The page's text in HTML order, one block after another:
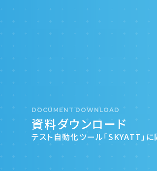
DOCUMENT DOWNLOAD
資料ダウンロード
テスト自動化ツール「SKYATT」